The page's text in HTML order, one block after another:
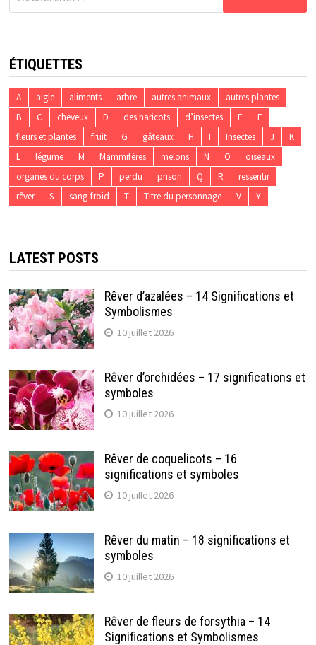
ÉTIQUETTES
A aigle aliments arbre autres animaux
autres plantes
B
C cheveux D des haricots d’insectes E
F
fleurs et plantes
fruit G gâteaux H I Insectes J
K
L
légume M Mammifères melons N O
oiseaux
organes du corps
P perdu prison Q R
ressentir
rêver
S sang-froid T Titre du personnage V Y
LATEST POSTS
Rêver d’azalées – 14 Significations et
Symbolismes
10 juillet 2026
Rêver d’orchidées – 17 significations et
symboles
10 juillet 2026
Rêver de coquelicots – 16
significations et symboles
10 juillet 2026
Rêver du matin – 18 significations et
symboles
10 juillet 2026
Rêver de fleurs de forsythia – 14
Significations et Symbolismes